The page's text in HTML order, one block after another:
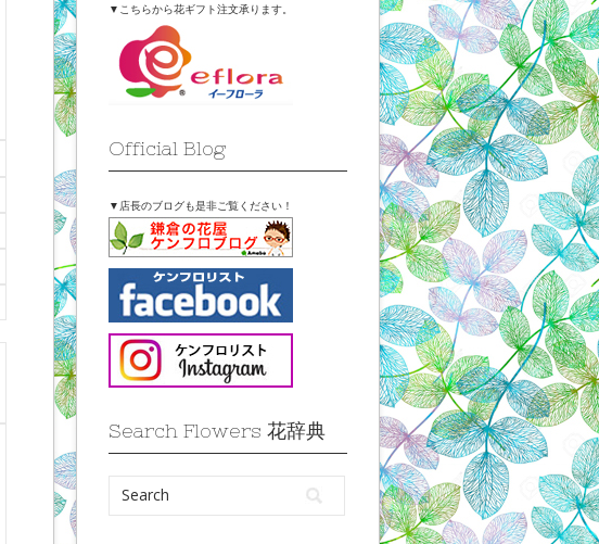
▼こちらから花ギフト注文承ります。
Official Blog
▼店長のブログも是非ご覧ください！
Search Flowers 花辞典